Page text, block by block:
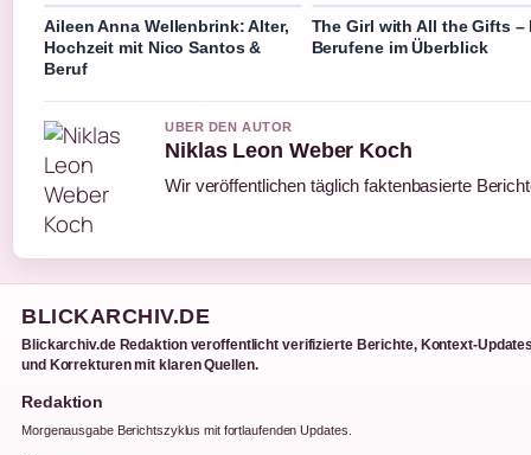
Aileen Anna Wellenbrink: Alter,
Hochzeit mit Nico Santos &
Beruf
The Girl with All the Gifts –
Berufene im Überblick
UBER DEN AUTOR
Niklas Leon Weber Koch
Wir veröffentlichen täglich faktenbasierte
BLICKARCHIV.DE
Blickarchiv.de Redaktion veroffentlicht verifizierte Berichte, Kontext-
und Korrekturen mit klaren Quellen.
Redaktion
Morgenausgabe Berichtszyklus mit fortlaufenden Updates.